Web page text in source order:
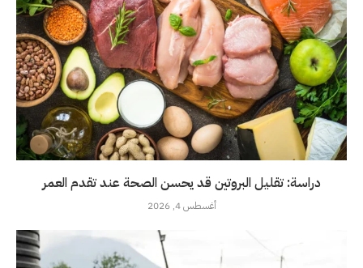
دراسة: تقليل البروتين قد يحسن الصحة عند تقدم العمر
أغسطس 4, 2026